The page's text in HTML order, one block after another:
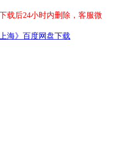
载后24小时内删除，客服微
海》百度网盘下载